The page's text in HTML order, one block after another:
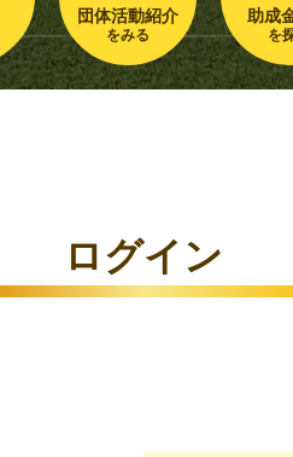
団体活動紹介
をみる
助成
を
ログイン